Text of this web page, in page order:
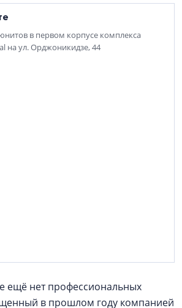
в первом корпусе комплекса
на ул. Орджоникидзе, 44
ещё нет профессиональных
в прошлом году компанией